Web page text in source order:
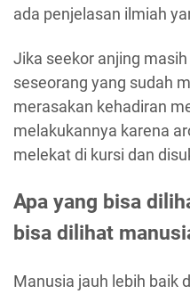
ada penjelasan ilmiah
Jika seekor anjing
seseorang yang sudah
merasakan kehadiran
melakukannya karena
melekat di kursi dan
Apa yang bisa
bisa dilihat
Manusia jauh lebih baik